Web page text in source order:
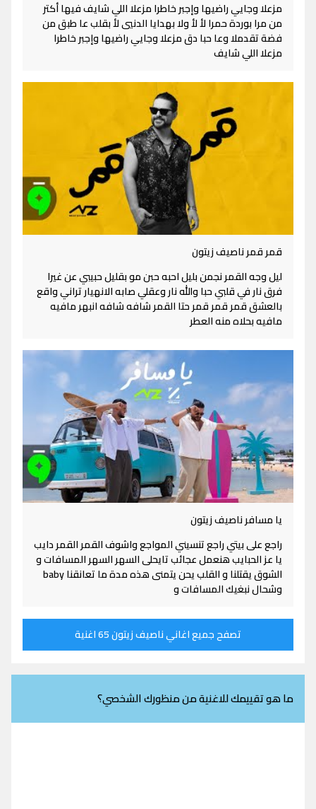
مزعلا وجايي راضيها وإجبر خاطرا مزعلا اللي شايف فيها أكتر
من مرا بوردة حمرا لأ لأ ولا بهدايا الدنيي لأ بقلب عا طبق من
فضة تقدملا وعا حبا دق مزعلا وجايي راضيها وإجبر خاطرا
مزعلا اللي شايف
قمر قمر ناصيف زيتون
ليل وجه القمر نجمن بليل احبه حبن مو بقليل حبيبي عن غيرا
فرق نار في قلبي حبا والله نار وعقلي صابه الانهيار تراني واقع
بالعشق قمر قمر قمر حتا القمر شافه شافه انبهر مافيه
مافيه بحلاه منه العطر
يا مسافر ناصيف زيتون
راجع على بيتي راجع تنسيني المواجع واشوف القمر القمر دايب
يا عز الحبايب هنعمل عجائب تايحلى السهر السهر المسافات و
الشوق يقتلنا و القلب يحن يتمنى هذه مدة ما تعانقنا baby
وشحال نبغيك المسافات و
تصفح جميع اغاني ناصيف زيتون 65 اغنية
ما هو تقييمك للاغنية من منظورك الشخصي؟